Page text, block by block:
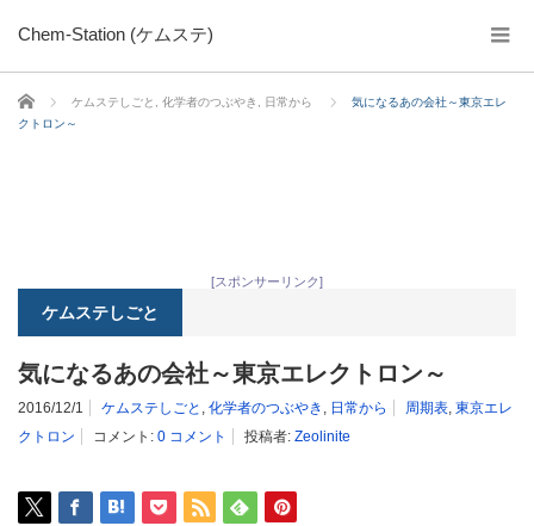
Chem-Station (ケムステ)
ホーム ケムステしごと 化学者のつぶやき 日常から
気になるあの会社～東京エレ
クトロン～
[スポンサーリンク]
ケムステしごと
気になるあの会社～東京エレクトロン～
2016/12/1 ケムステしごと , 化学者のつぶやき , 日常から 周期表, 東京エレ
クトロン
コメント: 0 コメント 投稿者: Zeolinite